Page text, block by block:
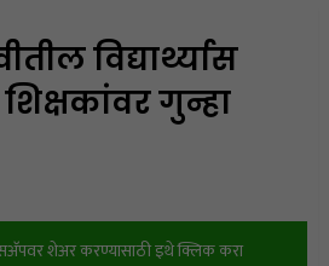
विद्यार्थ्यास
गुन्हा
शेअर करण्यासाठी इथे क्लिक करा